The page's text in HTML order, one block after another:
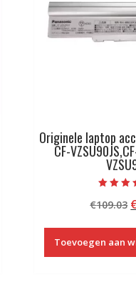
Originele laptop
CF-
5.00
van
€109.03
Toevoegen aan